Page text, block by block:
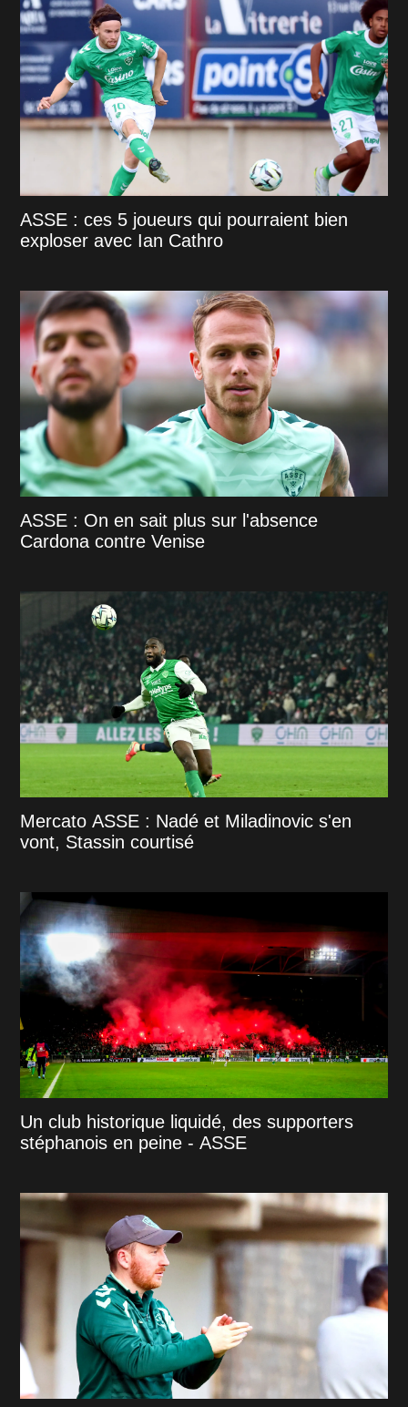
ASSE : ces 5 joueurs qui pourraient bien
exploser avec Ian Cathro
ASSE : On en sait plus sur l'absence
Cardona contre Venise
Mercato ASSE : Nadé et Miladinovic s'en
vont, Stassin courtisé
Un club historique liquidé, des supporters
stéphanois en peine - ASSE